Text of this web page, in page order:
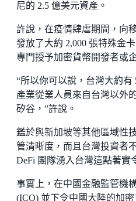
尼的 2.5 億美元資產。
許說，在疫情肆虐期間，向
發放了大約 2,000 張特殊金
專門授予加密貨幣開發者或
“所以你可以說，台灣大約有
產業從業人員來自台灣以外
矽谷，”許說。
鑑於與新加坡等其他區域性
管清晰度，而且台灣投資者
DeFi 團隊湧入台灣這點著實
事實上，在中國金融監管機
(ICO) 並下令中國大陸的加